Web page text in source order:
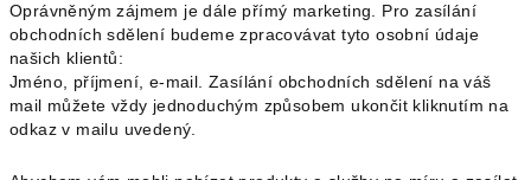
Oprávněným zájmem je dále přímý marketing. Pro zasílání
obchodních sdělení budeme zpracovávat tyto osobní údaje
našich klientů:
Jméno, příjmení, e-mail. Zasílání obchodních sdělení na váš
mail můžete vždy jednoduchým způsobem ukončit kliknutím na
odkaz v mailu uvedený.